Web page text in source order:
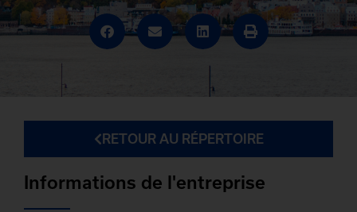
RETOUR AU RÉPERTOIRE
Informations de l'entreprise